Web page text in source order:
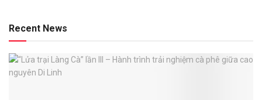
Recent News